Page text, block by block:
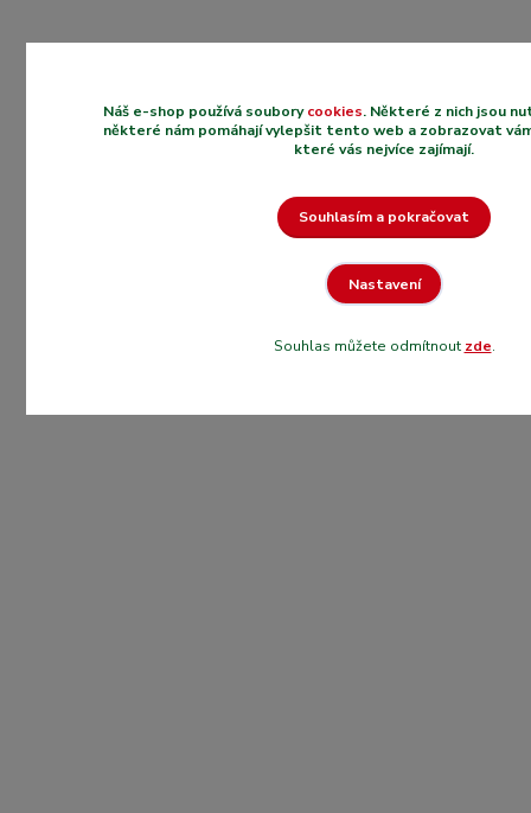
Náš e-shop používá souborycookies. Některé z nich jsou
některé nám pomáhají vylepšit tento web a zobrazovat
které vás nejvíce zajímají.
Nastavení
Souhlasím a pokračovat
Souhlas můžete odmítnout zde.